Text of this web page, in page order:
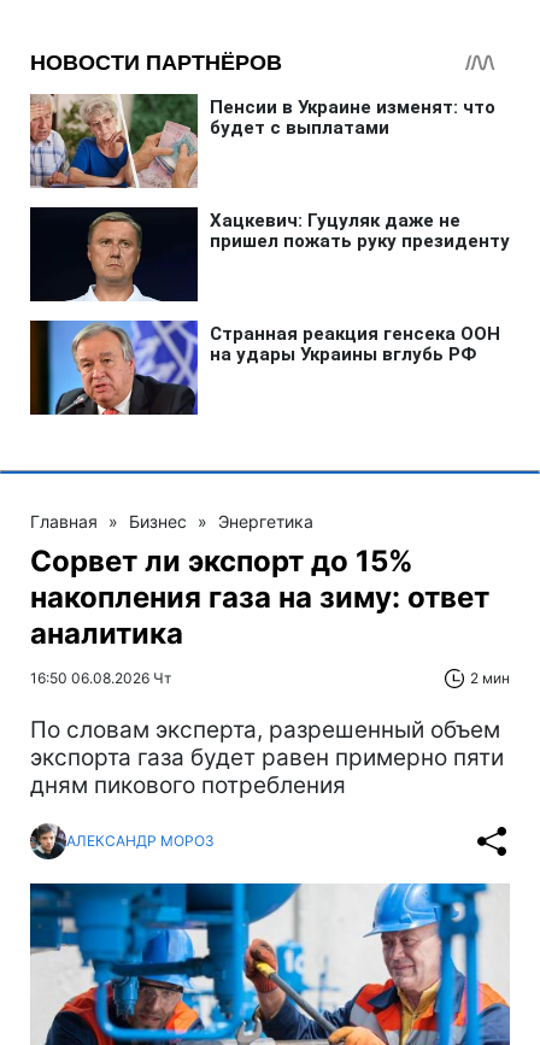
Главная » Бизнес » Энергетика
Сорвет ли экспорт до 15%
накопления газа на зиму: ответ
аналитика
16:50 06.08.2026 Чт 2 мин
По словам эксперта, разрешенный объем
экспорта газа будет равен примерно пяти
дням пикового потребления
АЛЕКСАНДР МОРОЗ